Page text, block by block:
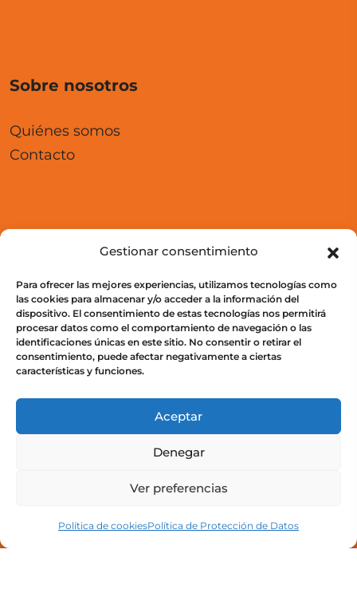
Gestionar consentimiento
Para ofrecer las mejores experiencias, utilizamos tecnologías como
las cookies para almacenar y/o acceder a la información del
dispositivo. El consentimiento de estas tecnologías nos permitirá
procesar datos como el comportamiento de navegación o las
identificaciones únicas en este sitio. No consentir o retirar el
consentimiento, puede afectar negativamente a ciertas
características y funciones.
Aceptar
Denegar
Ver preferencias
Política de cookiesPolítica de Protección de Datos
Sobre nosotros
Quiénes somos
Contacto
Aula Virtual
Cursos
Acceso a campus
Legal
Política de privacidad
Política de cookies (UE)